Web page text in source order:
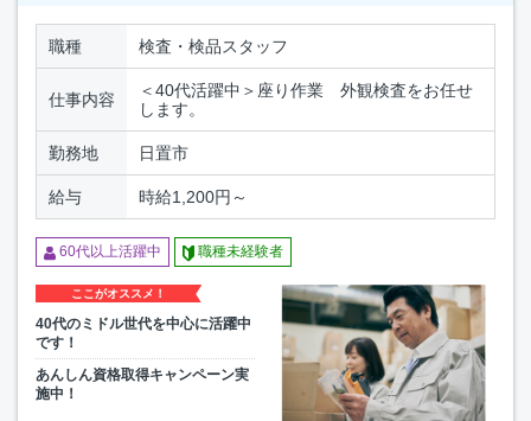
職種 検査・検品スタッフ
仕事内容
＜40代活躍中＞座り作業 外観検査をお任せ
します。
勤務地 日置市
給与 時給1,200円～
60代以上活躍中 職種未経験者
ここがオススメ！
40代のミドル世代を中心に活躍中
です！
あんしん資格取得キャンペーン実
施中！